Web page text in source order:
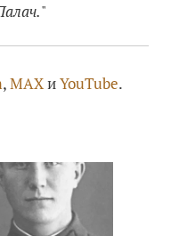
"
,MAXиYouTube.